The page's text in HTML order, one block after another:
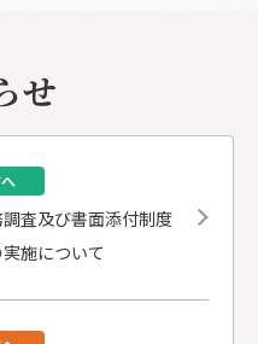
せ
調査及び書面添付制度
施について